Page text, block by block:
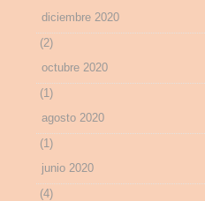
diciembre 2020
(2)
octubre 2020
(1)
agosto 2020
(1)
junio 2020
(4)